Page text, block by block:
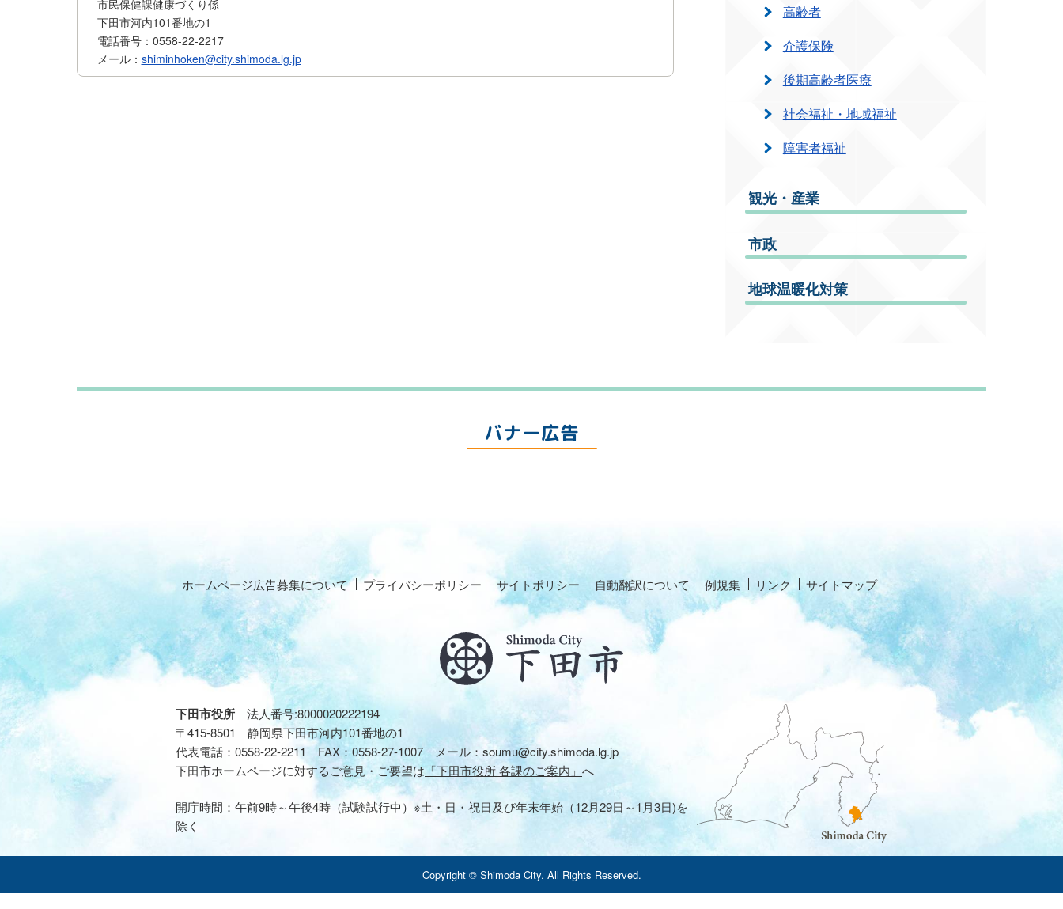
市民保健課健康づくり係
下田市河内101番地の1
電話番号：0558-22-2217
メール： shiminhoken@city.shimoda.lg.jp
高齢者
介護保険
後期高齢者医療
社会福祉・地域福祉
障害者福祉
観光・産業
市政
地球温暖化対策
バナー広告
ホームページ広告募集について プライバシーポリシー サイトポリシー 自動翻訳について 例規集 リンク サイトマップ
下田市役所 法人番号:8000020222194
〒415-8501 静岡県下田市河内101番地の1
代表電話： 0558-22-2211 FAX：0558-27-1007メール： soumu@city.shimoda.lg.jp
下田市ホームページに対するご意見・ご要望は「下田市役所 各課のご案内」 へ
開庁時間：午前9時～午後4時（試験試行中）※土・日・祝日及び年末年始（12月29日～1月3日)を
除く
Copyright © Shimoda City. All Rights Reserved.